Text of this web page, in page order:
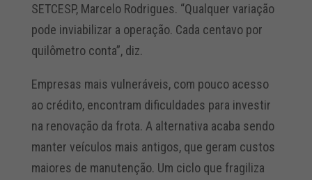
SETCESP, Marcelo Rodrigues. “Qualquer variação
pode inviabilizar a operação. Cada centavo por
quilômetro conta”, diz.
Empresas mais vulneráveis, com pouco acesso
ao crédito, encontram dificuldades para investir
na renovação da frota. A alternativa acaba sendo
manter veículos mais antigos, que geram custos
maiores de manutenção. Um ciclo que fragiliza